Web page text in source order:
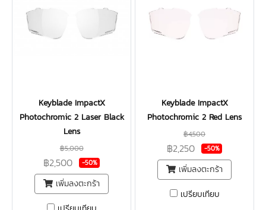
Keyblade ImpactX
Photochromic 2 Laser Black
Lens
฿5,000
฿2,500 -50%
เพิ่มลงตะกร้า
Keyblade ImpactX
Photochromic 2 Red Lens
฿4,500
฿2,250 -50%
เพิ่มลงตะกร้า
เปรียบเทียบ